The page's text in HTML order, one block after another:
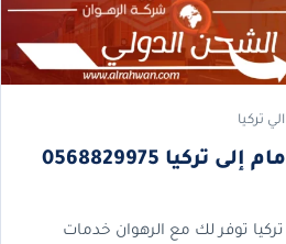
تركيا
شركة شحن من الدمام إلى تركيا 0568829975
توفر لك مع الرهوان خدمات